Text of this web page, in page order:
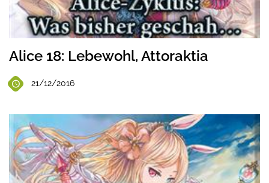
Alice 18: Lebewohl, Attoraktia
21/12/2016